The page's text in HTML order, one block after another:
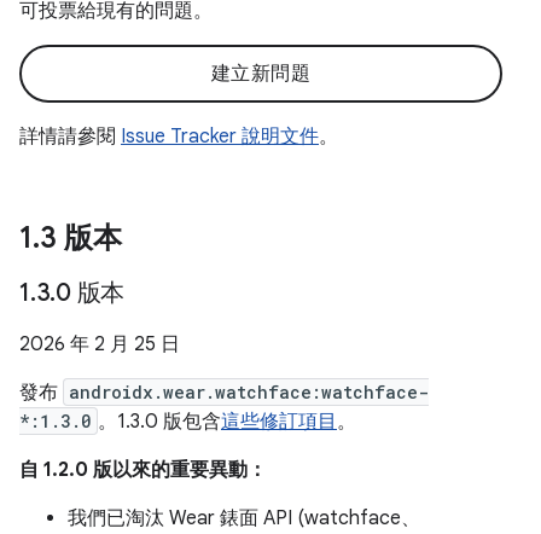
可投票給現有的問題。
建立新問題
詳情請參閱 Issue Tracker 說明文件。
1.3 版本
1.3.0 版本
2026 年 2 月 25 日
發布 androidx.wear.watchface:watchface-
*:1.3.0 。1.3.0 版包含這些修訂項目 。
自 1.2.0 版以來的重要異動：
我們已淘汰 Wear 錶面 API (watchface、